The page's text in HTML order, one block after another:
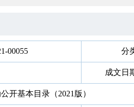
00055 分
成文日
开基本目录（2021版）